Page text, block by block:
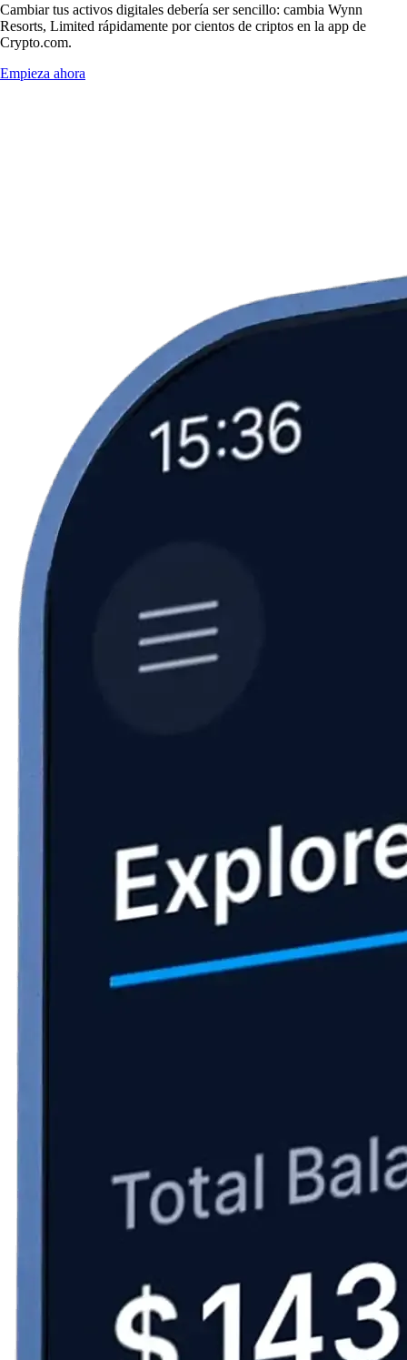
Cambiar tus activos digitales debería ser sencillo: cambia Wynn
Resorts, Limited rápidamente por cientos de criptos en la app de
Crypto.com.
Empieza ahora